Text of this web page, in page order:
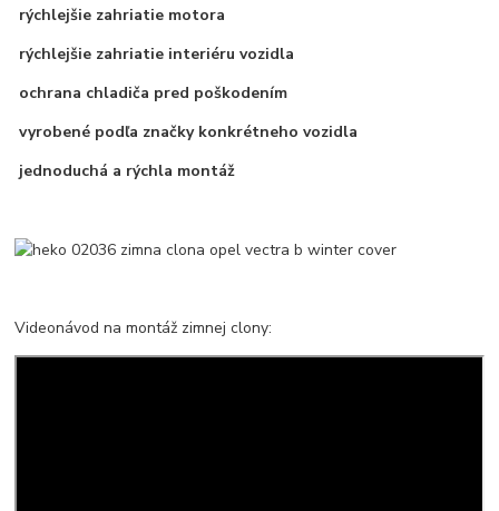
rýchlejšie zahriatie motora
rýchlejšie zahriatie interiéru vozidla
ochrana chladiča pred poškodením
vyrobené podľa značky konkrétneho vozidla
jednoduchá a rýchla montáž
Videonávod na montáž zimnej clony: